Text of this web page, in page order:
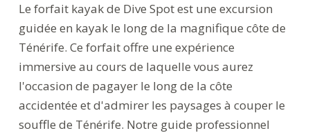
Le forfait kayak de Dive Spot est une excursion
guidée en kayak le long de la magnifique côte de
Ténérife. Ce forfait offre une expérience
immersive au cours de laquelle vous aurez
l'occasion de pagayer le long de la côte
accidentée et d'admirer les paysages à couper le
souffle de Ténérife. Notre guide professionnel